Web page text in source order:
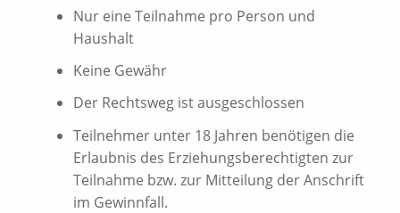
Nur eine Teilnahme pro Person und
Haushalt
Keine Gewähr
Der Rechtsweg ist ausgeschlossen
Teilnehmer unter 18 Jahren benötigen die
Erlaubnis des Erziehungsberechtigten zur
Teilnahme bzw. zur Mitteilung der Anschrift
im Gewinnfall.